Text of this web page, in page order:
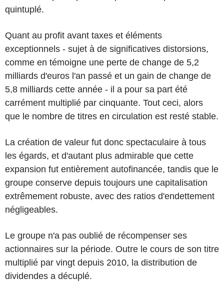
quintuplé.
Quant au profit avant taxes et éléments
exceptionnels - sujet à de significatives distorsions,
comme en témoigne une perte de change de 5,2
milliards d'euros l'an passé et un gain de change de
5,8 milliards cette année - il a pour sa part été
carrément multiplié par cinquante. Tout ceci, alors
que le nombre de titres en circulation est resté stable.
La création de valeur fut donc spectaculaire à tous
les égards, et d'autant plus admirable que cette
expansion fut entièrement autofinancée, tandis que le
groupe conserve depuis toujours une capitalisation
extrêmement robuste, avec des ratios d'endettement
négligeables.
Le groupe n'a pas oublié de récompenser ses
actionnaires sur la période. Outre le cours de son titre
multiplié par vingt depuis 2010, la distribution de
dividendes a décuplé.